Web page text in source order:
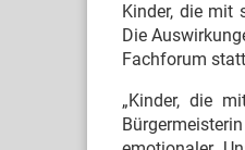
Kinder, die mit
Die
Fachforum
„Kinder, die